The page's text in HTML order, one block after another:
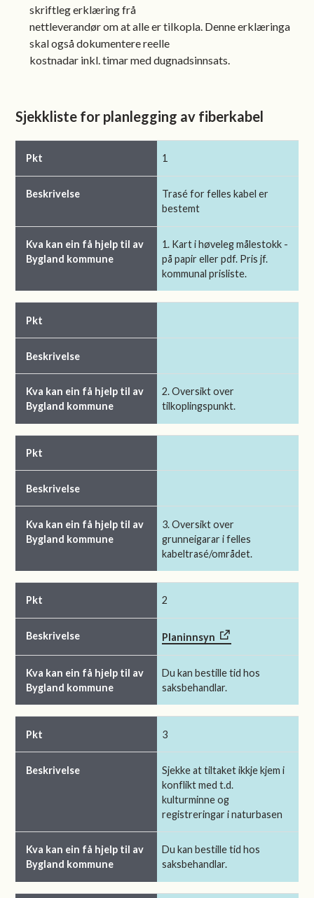
skriftleg erklæring frå
nettleverandør om at alle er tilkopla. Denne erklæringa
skal også dokumentere reelle
kostnadar inkl. timar med dugnadsinnsats.
Sjekkliste for planlegging av fiberkabel
Pkt
Beskrivelse
Kva kan ein få hjelp til av Bygland kommune
1
Trasé for felles kabel er
bestemt
1. Kart i høveleg målestokk -
på papir eller pdf. Pris jf.
kommunal prisliste.
2. Oversikt over
tilkoplingspunkt.
3. Oversikt over
grunneigarar i felles
kabeltrasé/området.
2
Planinnsyn
Du kan bestille tid hos
saksbehandlar.
3
Sjekke at tiltaket ikkje kjem i
konflikt med t.d.
kulturminne og
registreringar i naturbasen
Du kan bestille tid hos
saksbehandlar.